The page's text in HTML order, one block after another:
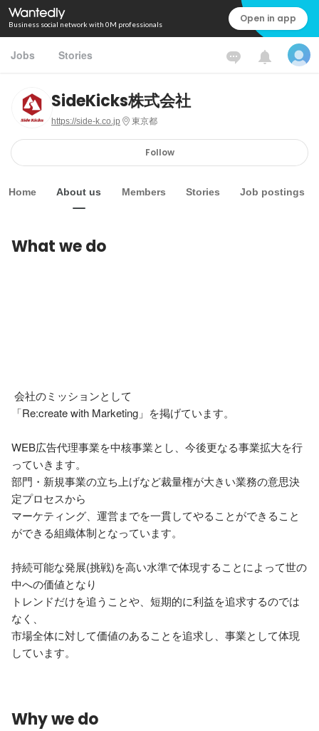
Business social network with 0M professionals Open in app
Jobs Stories
SideKicks株式会社
https://side-k.co.jp 東京都
Follow
Home About us Members Stories Job postings
What we do
「Re:create with Marketing」を掲げています。
WEB広告代理事業を中核事業とし、今後更なる事業拡大を行
っていきます。
部門・新規事業の立ち上げなど裁量権が大きい業務の意思決
定プロセスから
マーケティング、運営までを一貫してやることができること
ができる組織体制となっています。
持続可能な発展(挑戦)を高い水準で体現することによって世の
中への価値となり
トレンドだけを追うことや、短期的に利益を追求するのでは
なく、
市場全体に対して価値のあることを追求し、事業として体現
しています。
Why we do